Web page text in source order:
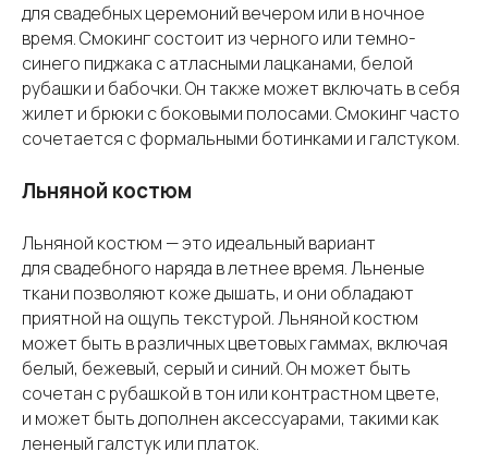
для свадебных церемоний вечером или в ночное
время. Смокинг состоит из черного или темно-
синего пиджака с атласными лацканами, белой
рубашки и бабочки. Он также может включать в себя
жилет и брюки с боковыми полосами. Смокинг часто
сочетается с формальными ботинками и галстуком.
Льняной костюм
Льняной костюм — это идеальный вариант
для свадебного наряда в летнее время. Льненые
ткани позволяют коже дышать, и они обладают
приятной на ощупь текстурой. Льняной костюм
может быть в различных цветовых гаммах, включая
белый, бежевый, серый и синий. Он может быть
сочетан с рубашкой в тон или контрастном цвете,
и может быть дополнен аксессуарами, такими как
лененый галстук или платок.